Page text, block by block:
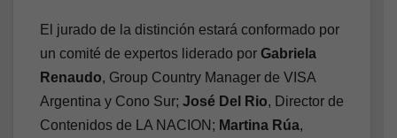
El jurado de la distinción estará conformado por
un comité de expertos liderado por Gabriela
Renaudo, Group Country Manager de VISA
Argentina y Cono Sur; José Del Rio, Director de
Contenidos de LA NACION; Martina Rúa,